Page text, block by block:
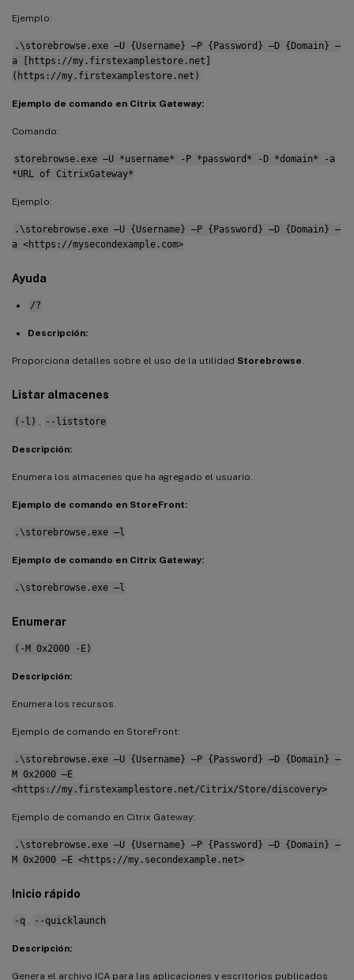
Ejemplo:
.\storebrowse.exe –U {Username} –P {Password} –D {Domain} –
a [https://my.firstexamplestore.net]
(https://my.firstexamplestore.net)
Ejemplo de comando en Citrix Gateway:
Comando:
storebrowse.exe –U *username* -P *password* -D *domain* -a
*URL of CitrixGateway*
Ejemplo:
.\storebrowse.exe –U {Username} –P {Password} –D {Domain} –
a <https://mysecondexample.com>
Ayuda
/?
Descripción:
Proporciona detalles sobre el uso de la utilidad Storebrowse
Listar almacenes
(-l) --liststore
Descripción:
Enumera los almacenes que ha agregado el usuario.
Ejemplo de comando en StoreFront:
.\storebrowse.exe –l
Ejemplo de comando en Citrix Gateway:
.\storebrowse.exe –l
Enumerar
(-M 0x2000 -E)
Descripción:
Enumera los recursos.
Ejemplo de comando en StoreFront:
.\storebrowse.exe –U {Username} –P {Password} –D {Domain} –
M 0x2000 –E
<https://my.firstexamplestore.net/Citrix/Store/discovery>
Ejemplo de comando en Citrix Gateway:
.\storebrowse.exe –U {Username} –P {Password} –D {Domain} –
M 0x2000 –E <https://my.secondexample.net>
Inicio rápido
-q --quicklaunch
Descripción:
Genera el archivo ICA para las aplicaciones y escritorios publicados